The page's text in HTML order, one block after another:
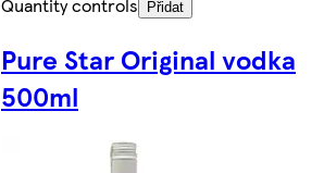
Quantity controls
Přidat
Pure Star Original vodka
500ml